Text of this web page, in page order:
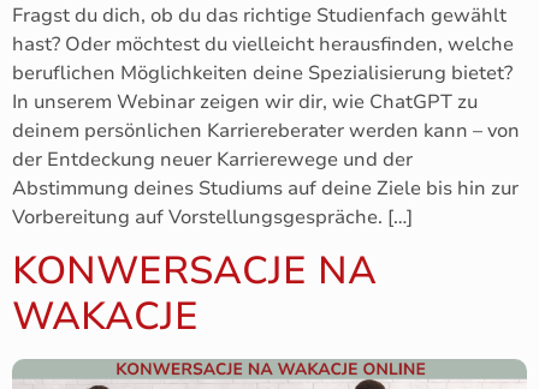
Fragst du dich, ob du das richtige Studienfach gewählt
hast? Oder möchtest du vielleicht herausfinden, welche
beruflichen Möglichkeiten deine Spezialisierung bietet?
In unserem Webinar zeigen wir dir, wie ChatGPT zu
deinem persönlichen Karriereberater werden kann – von
der Entdeckung neuer Karrierewege und der
Abstimmung deines Studiums auf deine Ziele bis hin zur
Vorbereitung auf Vorstellungsgespräche. […]
KONWERSACJE NA
WAKACJE